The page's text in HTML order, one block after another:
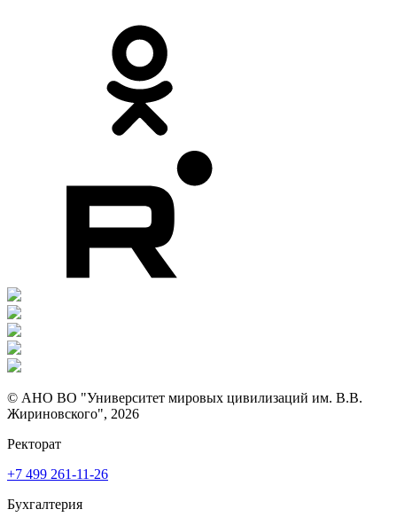
© АНО ВО "Университет мировых цивилизаций им. В.В.
Жириновского", 2026
Ректорат
+7 499 261-11-26
Бухгалтерия